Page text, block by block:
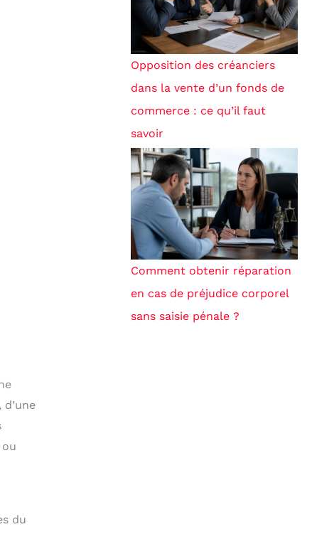
, d’une
du
Opposition des créanciers
dans la vente d’un fonds de
commerce : ce qu’il faut
savoir
Comment obtenir réparation
en cas de préjudice corporel
sans saisie pénale ?